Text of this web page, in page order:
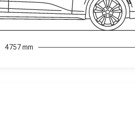
4757 mm